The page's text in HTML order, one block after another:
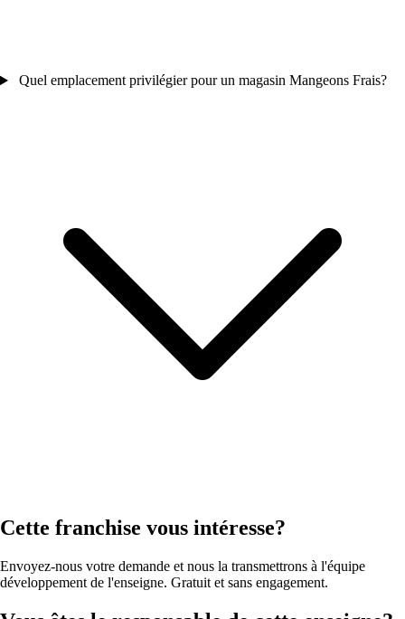
Quel emplacement privilégier pour un magasin Mangeons Frais?
Cette franchise vous intéresse?
Envoyez-nous votre demande et nous la transmettrons à l'équipe
développement de l'enseigne. Gratuit et sans engagement.